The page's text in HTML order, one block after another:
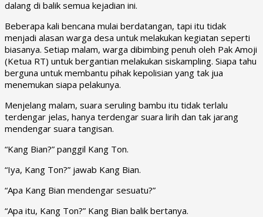
dalang di balik semua kejadian ini.
Beberapa kali bencana mulai berdatangan, tapi itu tidak
menjadi alasan warga desa untuk melakukan kegiatan seperti
biasanya. Setiap malam, warga dibimbing penuh oleh Pak Amoji
(Ketua RT) untuk bergantian melakukan siskampling. Siapa tahu
berguna untuk membantu pihak kepolisian yang tak jua
menemukan siapa pelakunya.
Menjelang malam, suara seruling bambu itu tidak terlalu
terdengar jelas, hanya terdengar suara lirih dan tak jarang
mendengar suara tangisan.
“Kang Bian?” panggil Kang Ton.
“Iya, Kang Ton?” jawab Kang Bian.
“Apa Kang Bian mendengar sesuatu?”
“Apa itu, Kang Ton?” Kang Bian balik bertanya.